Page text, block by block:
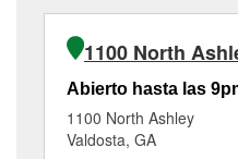
1100 North
Abierto hasta las
1100 North Ashley
Valdosta, GA